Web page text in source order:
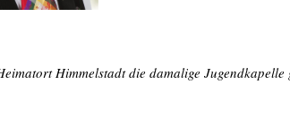
Himmelstadt die damalige